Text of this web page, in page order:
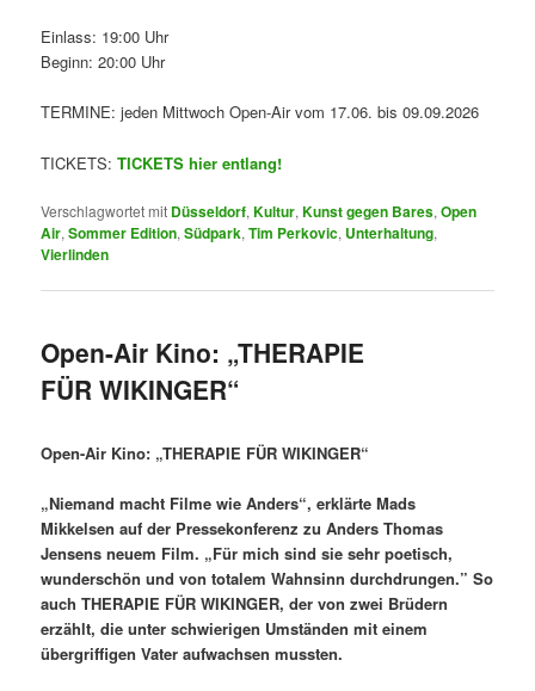
Einlass: 19:00 Uhr
Beginn: 20:00 Uhr
TERMINE: jeden Mittwoch Open-Air vom 17.06. bis 09.09.2026
TICKETS:TICKETS hier entlang!
Verschlagwortet mit Düsseldorf,Kultur,Kunst gegen Bares,Open
Air,Sommer Edition,Südpark,Tim Perkovic, Unterhaltung,
Vierlinden
Open-Air Kino: „THERAPIE
FÜR WIKINGER“
Open-Air Kino: „THERAPIE FÜR WIKINGER“
„Niemand macht Filme wie Anders“, erklärte Mads
Mikkelsen auf der Pressekonferenz zu Anders Thomas
Jensens neuem Film. „Für mich sind sie sehr poetisch,
wunderschön und von totalem Wahnsinn durchdrungen.” So
auch THERAPIE FÜR WIKINGER, der von zwei Brüdern
erzählt, die unter schwierigen Umständen mit einem
übergriffigen Vater aufwachsen mussten.